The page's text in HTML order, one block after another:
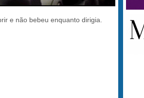
e não bebeu enquanto dirigia.